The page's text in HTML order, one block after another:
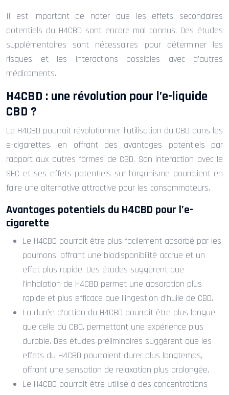
Il est important de noter que les effets secondaires
potentiels du H4CBD sont encore mal connus. Des études
supplémentaires sont nécessaires pour déterminer les
risques et les interactions possibles avec d’autres
médicaments.
H4CBD : une révolution pour l’e-liquide
CBD ?
Le H4CBD pourrait révolutionner l’utilisation du CBD dans les
e-cigarettes, en offrant des avantages potentiels par
rapport aux autres formes de CBD. Son interaction avec le
SEC et ses effets potentiels sur l’organisme pourraient en
faire une alternative attractive pour les consommateurs.
Avantages potentiels du H4CBD pour l’e-
cigarette
Le H4CBD pourrait être plus facilement absorbé par les
poumons, offrant une biodisponibilité accrue et un
effet plus rapide. Des études suggèrent que
l’inhalation de H4CBD permet une absorption plus
rapide et plus efficace que l’ingestion d’huile de CBD.
La durée d’action du H4CBD pourrait être plus longue
que celle du CBD, permettant une expérience plus
durable. Des études préliminaires suggèrent que les
effets du H4CBD pourraient durer plus longtemps,
offrant une sensation de relaxation plus prolongée.
Le H4CBD pourrait être utilisé à des concentrations